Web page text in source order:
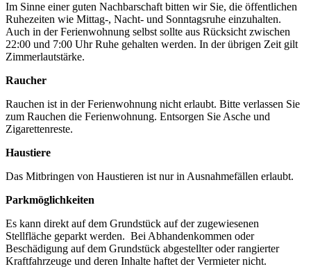
Im Sinne einer guten Nachbarschaft bitten wir Sie, die öffentlichen
Ruhezeiten wie Mittag-, Nacht- und Sonntagsruhe einzuhalten.
Auch in der Ferienwohnung selbst sollte aus Rücksicht zwischen
22:00 und 7:00 Uhr Ruhe gehalten werden. In der übrigen Zeit gilt
Zimmerlautstärke.
Raucher
Rauchen ist in der Ferienwohnung nicht erlaubt. Bitte verlassen Sie
zum Rauchen die Ferienwohnung. Entsorgen Sie Asche und
Zigarettenreste.
Haustiere
Das Mitbringen von Haustieren ist nur in Ausnahmefällen erlaubt.
Parkmöglichkeiten
Es kann direkt auf dem Grundstück auf der zugewiesenen
Stellfläche geparkt werden. Bei Abhandenkommen oder
Beschädigung auf dem Grundstück abgestellter oder rangierter
Kraftfahrzeuge und deren Inhalte haftet der Vermieter nicht.